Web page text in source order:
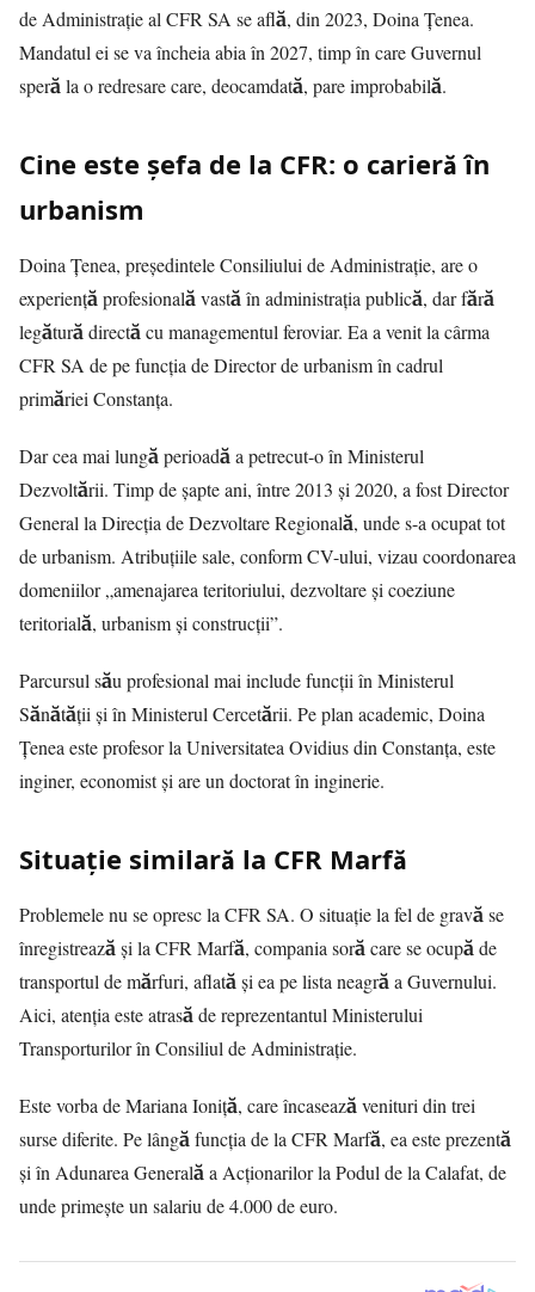
de Administrație al CFR SA se află, din 2023, Doina Țenea.
Mandatul ei se va încheia abia în 2027, timp în care Guvernul
speră la o redresare care, deocamdată, pare improbabilă.
Cine este șefa de la CFR: o carieră în
urbanism
Doina Țenea, președintele Consiliului de Administrație, are o
experiență profesională vastă în administrația publică, dar fără
legătură directă cu managementul feroviar. Ea a venit la cârma
CFR SA de pe funcția de Director de urbanism în cadrul
primăriei Constanța.
Dar cea mai lungă perioadă a petrecut-o în Ministerul
Dezvoltării. Timp de șapte ani, între 2013 și 2020, a fost Director
General la Direcția de Dezvoltare Regională, unde s-a ocupat tot
de urbanism. Atribuțiile sale, conform CV-ului, vizau coordonarea
domeniilor „amenajarea teritoriului, dezvoltare și coeziune
teritorială, urbanism și construcții”.
Parcursul său profesional mai include funcții în Ministerul
Sănătății și în Ministerul Cercetării. Pe plan academic, Doina
Țenea este profesor la Universitatea Ovidius din Constanța, este
inginer, economist și are un doctorat în inginerie.
Situație similară la CFR Marfă
Problemele nu se opresc la CFR SA. O situație la fel de gravă se
înregistrează și la CFR Marfă, compania soră care se ocupă de
transportul de mărfuri, aflată și ea pe lista neagră a Guvernului.
Aici, atenția este atrasă de reprezentantul Ministerului
Transporturilor în Consiliul de Administrație.
Este vorba de Mariana Ioniță, care încasează venituri din trei
surse diferite. Pe lângă funcția de la CFR Marfă, ea este prezentă
și în Adunarea Generală a Acționarilor la Podul de la Calafat, de
unde primește un salariu de 4.000 de euro.